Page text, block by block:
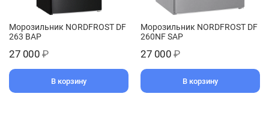
Морозильник NORDFROST DF
263 BAP
27 000 ₽
В корзину
Морозильник NORDFROST DF
260NF SAP
27 000 ₽
В корзину